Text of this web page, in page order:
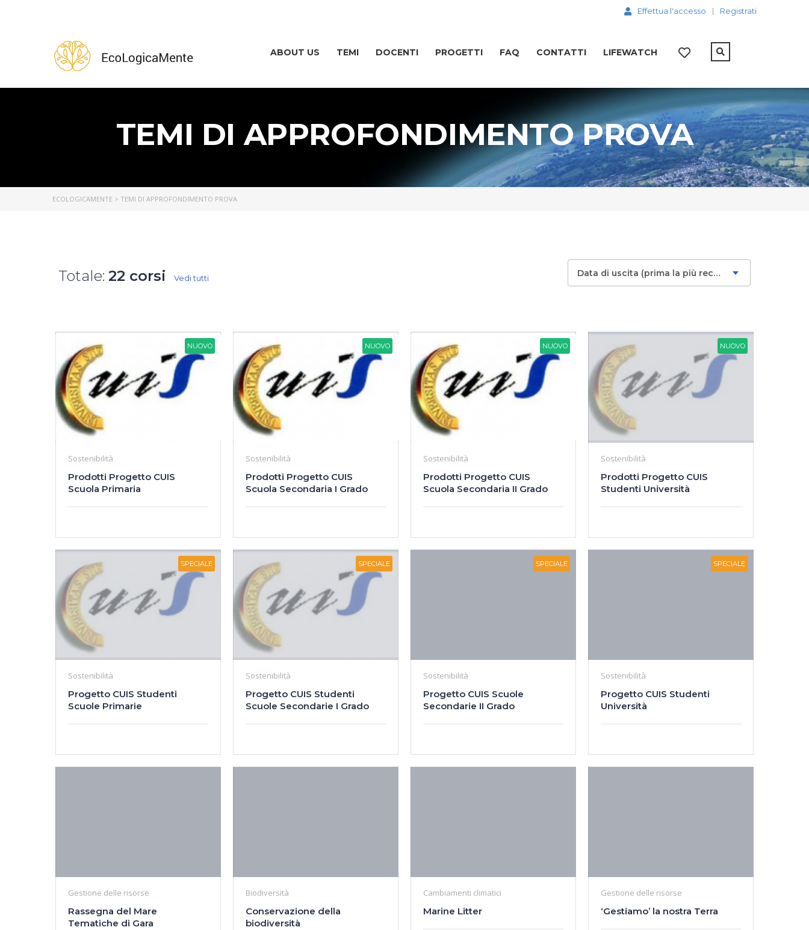
Effettua l'accesso Registrati
ABOUT US TEMI DOCENTI PROGETTI FAQ CONTATTI LIFEWATCH
TEMI DI APPROFONDIMENTO PROVA
ECOLOGICAMENTE > TEMI DI APPROFONDIMENTO PROVA
Totale: 22 corsi Vedi tutti Data di uscita (prima la più recente)
NUOVO
Sostenibilità
Prodotti Progetto CUIS
Scuola Primaria
NUOVO
Sostenibilità
Prodotti Progetto CUIS
Scuola Secondaria I Grado
NUOVO
Sostenibilità
Prodotti Progetto CUIS
Scuola Secondaria II Grado
NUOVO
Sostenibilità
Prodotti Progetto CUIS
Studenti Università
SPECIALE
Sostenibilità
Progetto CUIS Studenti
Scuole Primarie
SPECIALE
Sostenibilità
Progetto CUIS Studenti
Scuole Secondarie I Grado
SPECIALE
Sostenibilità
Progetto CUIS Scuole
Secondarie II Grado
SPECIALE
Sostenibilità
Progetto CUIS Studenti
Università
Gestione delle risorse
Rassegna del Mare
Tematiche di Gara
Biodiversità
Conservazione della
biodiversità
Cambiamenti climatici
Marine Litter
Gestione delle risorse
‘Gestiamo’ la nostra Terra